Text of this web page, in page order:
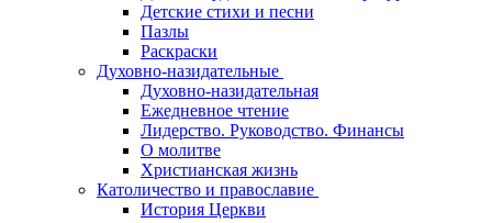
Детские стихи и песни
Пазлы
Раскраски
Духовно-назидательные
Духовно-назидательная
Ежедневное чтение
Лидерство. Руководство. Финансы
О молитве
Христианская жизнь
Католичество и православие
История Церкви